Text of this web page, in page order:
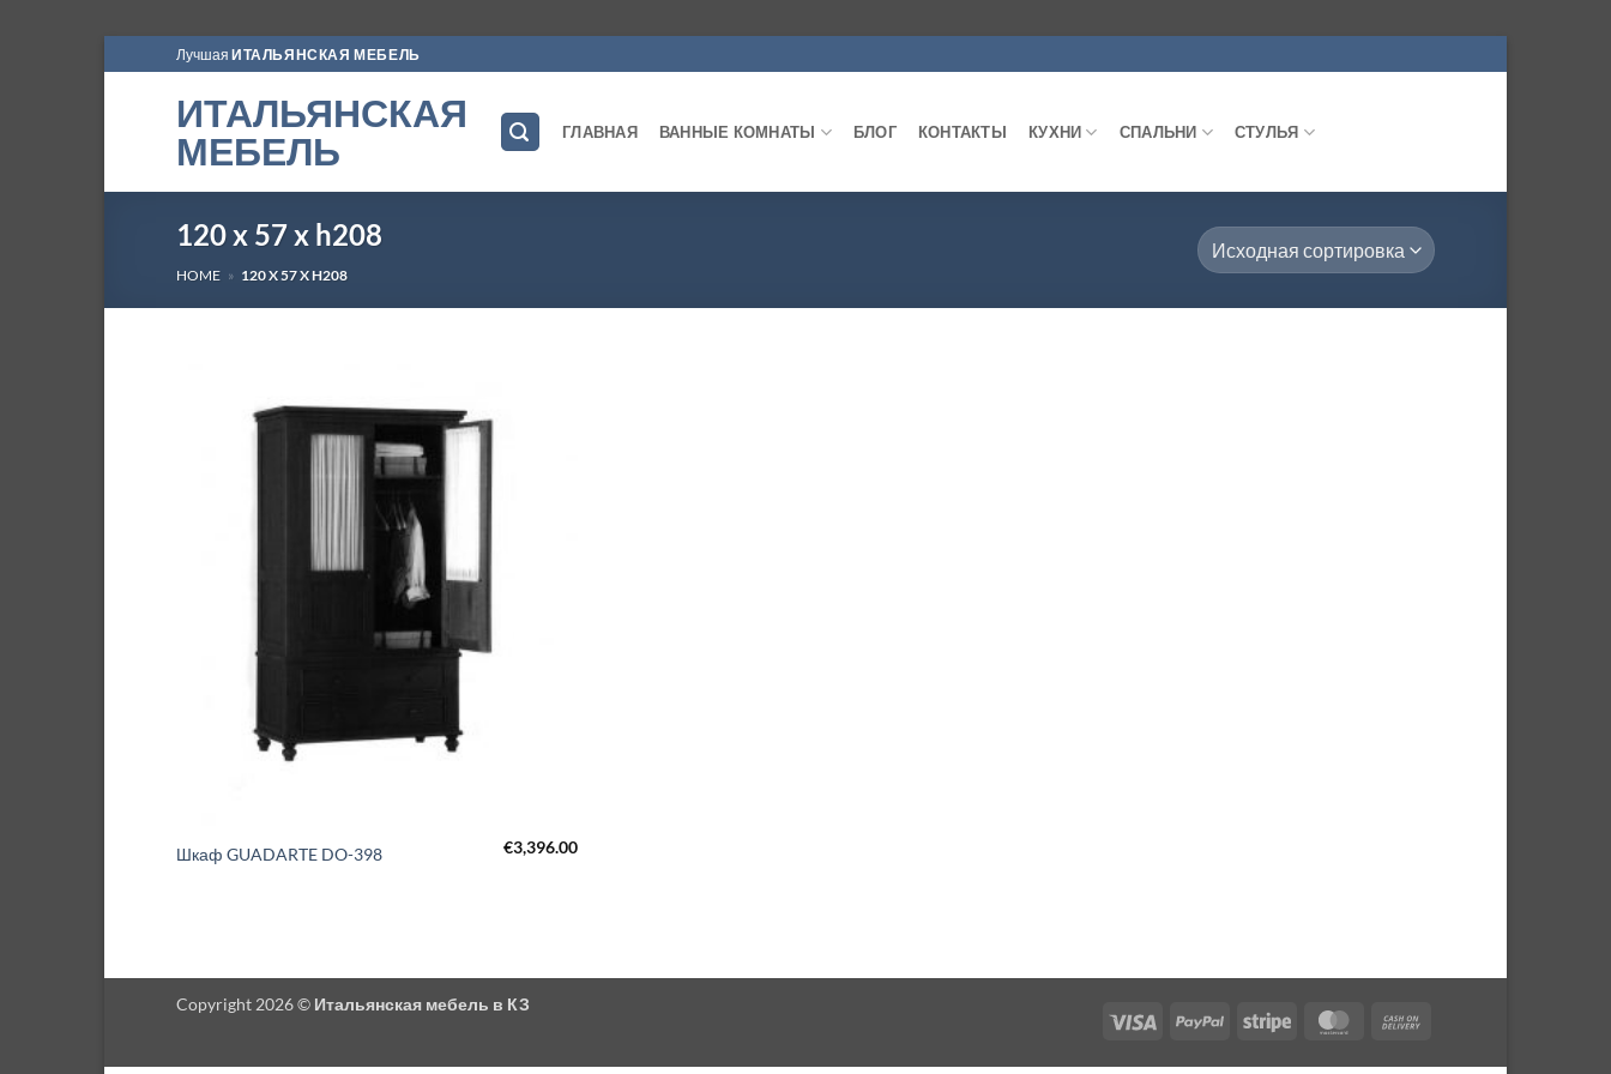
to
Лучшая ИТАЛЬЯНСКАЯ МЕБЕЛЬ
ИТАЛЬЯНСКАЯ
МЕБЕЛЬ
ГЛАВНАЯ ВАННЫЕ КОМНАТЫ БЛОГ КОНТАКТЫ КУХНИ СПАЛЬНИ СТУЛЬЯ
120 x 57 x h208
HOME » 120 X 57 X H208
Шкаф GUADARTE DO-398 €3,396.00
Visa PayPal Stripe MasterCard
Copyright 2026 © Итальянская мебель в КЗ